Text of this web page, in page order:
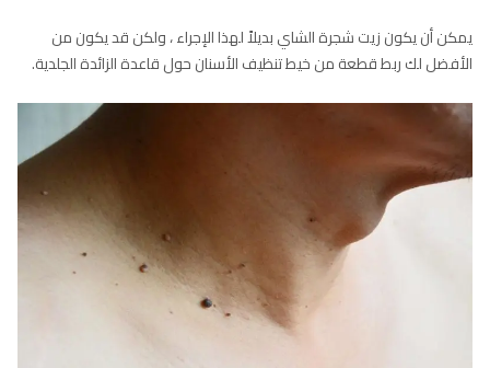
يمكن أن يكون زيت شجرة الشاي بديلاً لهذا الإجراء ، ولكن قد يكون من
الأفضل لك ربط قطعة من خيط تنظيف الأسنان حول قاعدة الزائدة الجلدية.